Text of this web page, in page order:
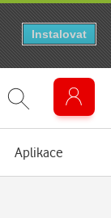
Aplikace
Instalovat